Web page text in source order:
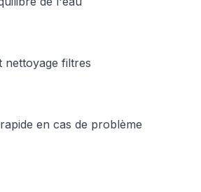
nettoyage filtres
en cas de problème